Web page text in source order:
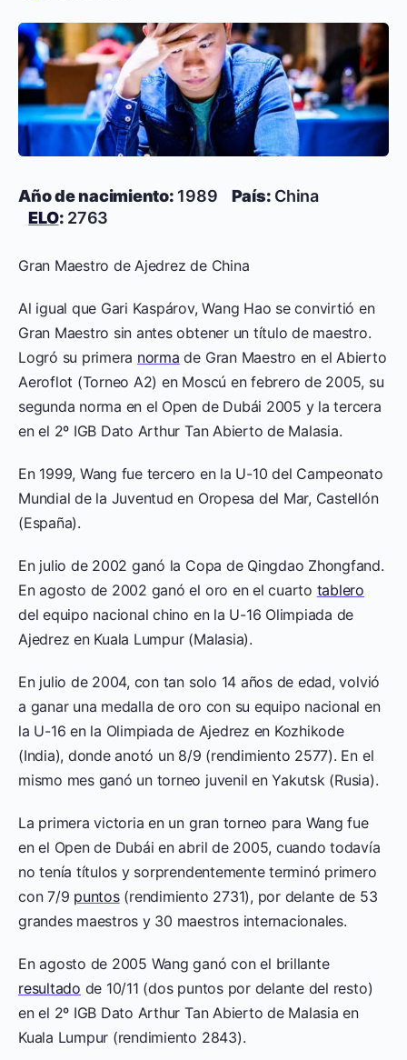
Año de nacimiento: 1989 País: China
ELO: 2763
Gran Maestro de Ajedrez de China
Al igual que Gari Kaspárov, Wang Hao se convirtió en
Gran Maestro sin antes obtener un título de maestro.
Logró su primera norma de Gran Maestro en el Abierto
Aeroflot (Torneo A2) en Moscú en febrero de 2005, su
segunda norma en el Open de Dubái 2005 y la tercera
en el 2º IGB Dato Arthur Tan Abierto de Malasia.
En 1999, Wang fue tercero en la U-10 del Campeonato
Mundial de la Juventud en Oropesa del Mar, Castellón
(España).
En julio de 2002 ganó la Copa de Qingdao Zhongfand.
En agosto de 2002 ganó el oro en el cuarto tablero
del equipo nacional chino en la U-16 Olimpiada de
Ajedrez en Kuala Lumpur (Malasia).
En julio de 2004, con tan solo 14 años de edad, volvió
a ganar una medalla de oro con su equipo nacional en
la U-16 en la Olimpiada de Ajedrez en Kozhikode
(India), donde anotó un 8/9 (rendimiento 2577). En el
mismo mes ganó un torneo juvenil en Yakutsk (Rusia).
La primera victoria en un gran torneo para Wang fue
en el Open de Dubái en abril de 2005, cuando todavía
no tenía títulos y sorprendentemente terminó primero
con 7/9 puntos(rendimiento 2731), por delante de 53
grandes maestros y 30 maestros internacionales.
En agosto de 2005 Wang ganó con el brillante
resultado de 10/11 (dos puntos por delante del resto)
en el 2º IGB Dato Arthur Tan Abierto de Malasia en
Kuala Lumpur (rendimiento 2843).